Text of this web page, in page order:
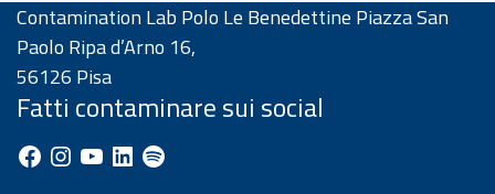
Contamination Lab Polo Le Benedettine Piazza San
Paolo Ripa d’Arno 16,
56126 Pisa
Fatti contaminare sui social
Facebook
Instagram
YouTube
LinkedInSpotify